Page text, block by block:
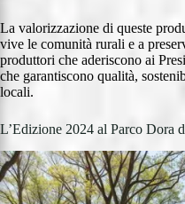
La valorizzazione di queste
vive le comunità rurali e a
produttori che aderiscono ai
che garantiscono qualità,
locali.
L’Edizione 2024 al Parco Dora